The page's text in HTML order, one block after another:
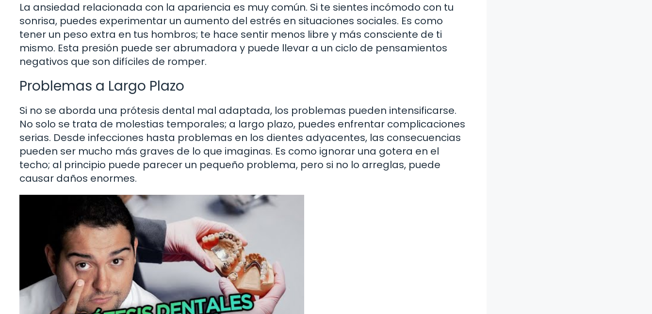
La ansiedad relacionada con la apariencia es muy común. Si te sientes incómodo con tu
sonrisa, puedes experimentar un aumento del estrés en situaciones sociales. Es como
tener un peso extra en tus hombros; te hace sentir menos libre y más consciente de ti
mismo. Esta presión puede ser abrumadora y puede llevar a un ciclo de pensamientos
negativos que son difíciles de romper.
Problemas a Largo Plazo
Si no se aborda una prótesis dental mal adaptada, los problemas pueden intensificarse.
No solo se trata de molestias temporales; a largo plazo, puedes enfrentar complicaciones
serias. Desde infecciones hasta problemas en los dientes adyacentes, las consecuencias
pueden ser mucho más graves de lo que imaginas. Es como ignorar una gotera en el
techo; al principio puede parecer un pequeño problema, pero si no lo arreglas, puede
causar daños enormes.